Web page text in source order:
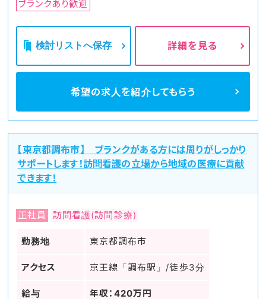
ブランクあり歓迎
検討リストへ保存 詳細を見る
希望の求人を紹介してもらう
【東京都調布市】 ブランクがある方には周りがしっかり
サポートします！訪問看護の立場から地域の医療に貢献
できます！
正社員 訪問看護(訪問診療)
勤務地 東京都調布市
アクセス 京王線「調布駅」/徒歩3分
給与
年収：420万円